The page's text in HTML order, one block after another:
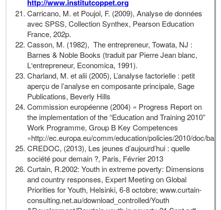
http://www.institutcoppet.org
Carricano, M. et Poujol, F. (2009), Analyse de données
avec SPSS, Collection Synthex, Pearson Education
France, 202p.
Casson, M. (1982), The entrepreneur, Towata, NJ :
Barnes & Noble Books (traduit par Pierre Jean blanc,
L‘entrepreneur, Economica, 1991).
Charland, M. et alii (2005), L’analyse factorielle : petit
aperçu de l’analyse en composante principale, Sage
Publications, Beverly Hills
Commission européenne (2004) « Progress Report on
the implementation of the “Education and Training 2010”
Work Programme, Group B Key Competences
»http://ec.europa.eu/comm/education/policies/2010/doc/
CREDOC, (2013), Les jeunes d’aujourd’hui : quelle
société pour demain ?, Paris, Février 2013
Curtain, R.2002: Youth in extreme poverty: Dimensions
and country responses, Expert Meeting on Global
Priorities for Youth, Helsinki, 6-8 octobre; www.curtain-
consulting.net.au/download_controlled/Youth